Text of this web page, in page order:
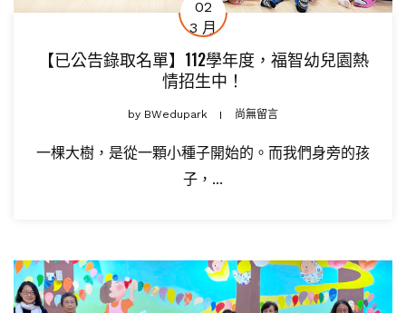
02
3 月
【已公告錄取名單】112學年度，福智幼兒園熱
情招生中！
by BWedupark 尚無留言
一棵大樹，是從一顆小種子開始的。而我們身旁的孩
子，...